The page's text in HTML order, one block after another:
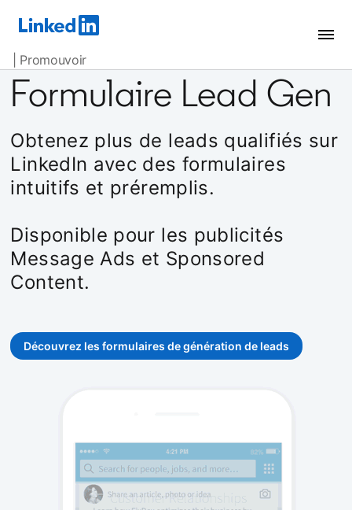
| Promouvoir
Formulaire Lead Gen
Obtenez plus de leads qualifiés sur
LinkedIn avec des formulaires
intuitifs et préremplis.
Disponible pour les publicités
Message Ads et Sponsored
Content.
Découvrez les formulaires de génération de leads
opens in a new tab